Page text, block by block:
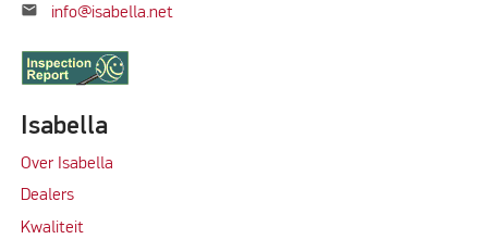
mail info@isabella.net
Isabella
Over Isabella
Dealers
Kwaliteit